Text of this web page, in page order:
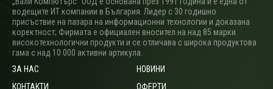
водещите ИТ компании в България. Лидер с 30 годишно
присъствие на пазара на информационни технологии и доказана
коректност; Фирмата е официален вносител на над 85 марки
високотехнологични продукти и се отличава с широка продуктова
гама с над 10 000 активни артикула.
ЗА НАС
КОНТАКТИ
НОВИНИ
ОФЕРТИ